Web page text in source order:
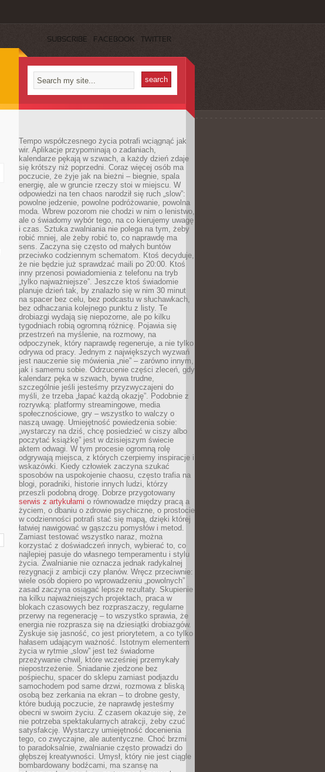
SUBSCRIBE FACEBOOK TWITTER
Tempo współczesnego życia potrafi wciągnąć jak
wir. Aplikacje przypominają o zadaniach,
kalendarze pękają w szwach, a każdy dzień zdaje
się krótszy niż poprzedni. Coraz więcej osób ma
poczucie, że żyje jak na bieżni – biegnie, spala
energię, ale w gruncie rzeczy stoi w miejscu. W
odpowiedzi na ten chaos narodził się ruch „slow”:
powolne jedzenie, powolne podróżowanie, powolna
moda. Wbrew pozorom nie chodzi w nim o lenistwo,
ale o świadomy wybór tego, na co kierujemy uwagę
i czas. Sztuka zwalniania nie polega na tym, żeby
robić mniej, ale żeby robić to, co naprawdę ma
sens. Zaczyna się często od małych buntów
przeciwko codziennym schematom. Ktoś decyduje,
że nie będzie już sprawdzać maili po 20:00. Ktoś
inny przenosi powiadomienia z telefonu na tryb
„tylko najważniejsze”. Jeszcze ktoś świadomie
planuje dzień tak, by znalazło się w nim 30 minut
na spacer bez celu, bez podcastu w słuchawkach,
bez odhaczania kolejnego punktu z listy. Te
drobiazgi wydają się niepozorne, ale po kilku
tygodniach robią ogromną różnicę. Pojawia się
przestrzeń na myślenie, na rozmowy, na
odpoczynek, który naprawdę regeneruje, a nie tylko
odrywa od pracy. Jednym z największych wyzwań
jest nauczenie się mówienia „nie” – zarówno innym,
jak i samemu sobie. Odrzucenie części zleceń, gdy
kalendarz pęka w szwach, bywa trudne,
szczególnie jeśli jesteśmy przyzwyczajeni do
myśli, że trzeba „łapać każdą okazję”. Podobnie z
rozrywką: platformy streamingowe, media
społecznościowe, gry – wszystko to walczy o
naszą uwagę. Umiejętność powiedzenia sobie:
„wystarczy na dziś, chcę posiedzieć w ciszy albo
poczytać książkę” jest w dzisiejszym świecie
aktem odwagi. W tym procesie ogromną rolę
odgrywają miejsca, z których czerpiemy inspiracje i
wskazówki. Kiedy człowiek zaczyna szukać
sposobów na uspokojenie chaosu, często trafia na
blogi, poradniki, historie innych ludzi, którzy
przeszli podobną drogę. Dobrze przygotowany
serwis z artykułami o równowadze między pracą a
życiem, o dbaniu o zdrowie psychiczne, o prostocie
w codzienności potrafi stać się mapą, dzięki której
łatwiej nawigować w gąszczu pomysłów i metod.
Zamiast testować wszystko naraz, można
korzystać z doświadczeń innych, wybierać to, co
najlepiej pasuje do własnego temperamentu i stylu
życia. Zwalnianie nie oznacza jednak radykalnej
rezygnacji z ambicji czy planów. Wręcz przeciwnie:
wiele osób dopiero po wprowadzeniu „powolnych”
zasad zaczyna osiągać lepsze rezultaty. Skupienie
na kilku najważniejszych projektach, praca w
blokach czasowych bez rozpraszaczy, regularne
przerwy na regenerację – to wszystko sprawia, że
energia nie rozprasza się na dziesiątki drobiazgów.
Zyskuje się jasność, co jest priorytetem, a co tylko
hałasem udającym ważność. Istotnym elementem
życia w rytmie „slow” jest też świadome
przeżywanie chwil, które wcześniej przemykały
niepostrzeżenie. Śniadanie zjedzone bez
pośpiechu, spacer do sklepu zamiast podjazdu
samochodem pod same drzwi, rozmowa z bliską
osobą bez zerkania na ekran – to drobne gesty,
które budują poczucie, że naprawdę jesteśmy
obecni w swoim życiu. Z czasem okazuje się, że
nie potrzeba spektakularnych atrakcji, żeby czuć
satysfakcję. Wystarczy umiejętność docenienia
tego, co zwyczajne, ale autentyczne. Choć brzmi
to paradoksalnie, zwalnianie często prowadzi do
głębszej kreatywności. Umysł, który nie jest ciągle
bombardowany bodźcami, ma szansę na